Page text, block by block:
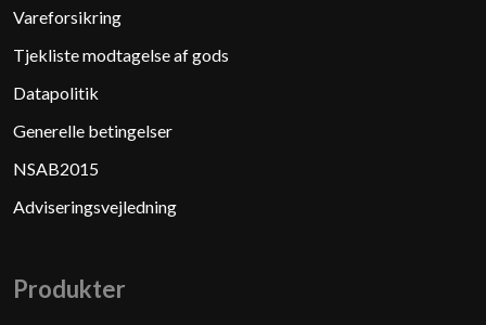
Vareforsikring
Tjekliste modtagelse af gods
Datapolitik
Generelle betingelser
NSAB2015
Adviseringsvejledning
Produkter​